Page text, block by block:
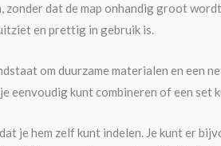
dat de map onhandig groot
en prettig in gebruik is.
om duurzame materialen en een
eenvoudig kunt combineren of een set
je hem zelf kunt indelen. Je kunt er